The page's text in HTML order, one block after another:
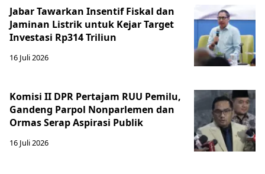
Jabar Tawarkan Insentif Fiskal dan
Jaminan Listrik untuk Kejar Target
Investasi Rp314 Triliun
16 Juli 2026
Komisi II DPR Pertajam RUU Pemilu,
Gandeng Parpol Nonparlemen dan
Ormas Serap Aspirasi Publik
16 Juli 2026